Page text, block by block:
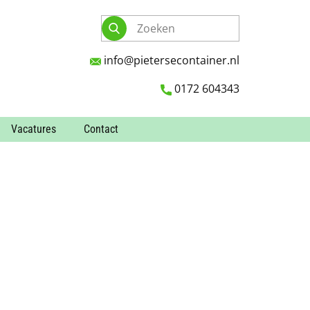
info@pietersecontainer.nl
0172 604343
Vacatures Contact